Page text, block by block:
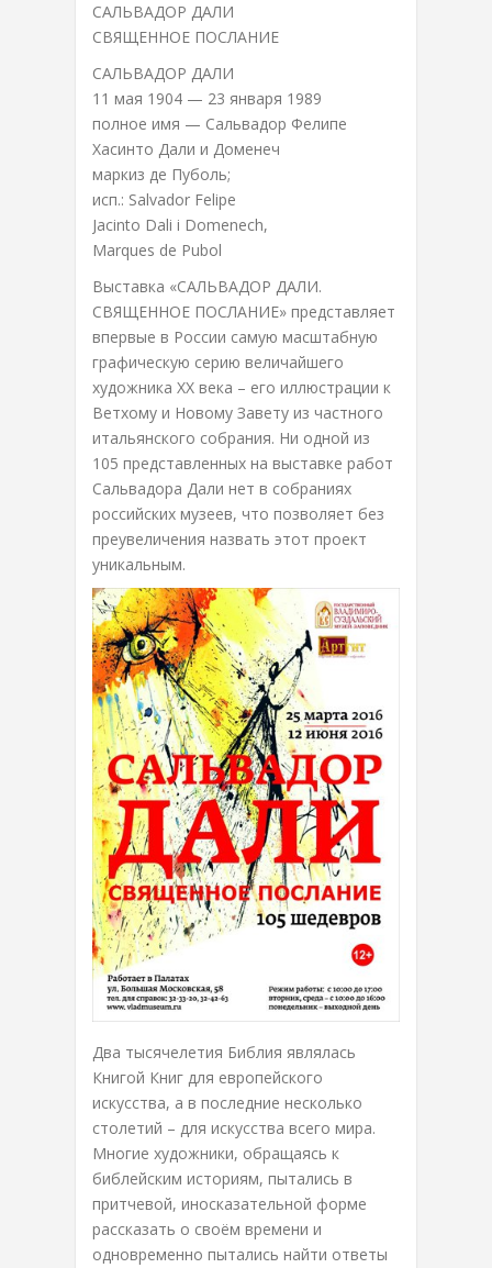
САЛЬВАДОР ДАЛИ
СВЯЩЕННОЕ ПОСЛАНИЕ
САЛЬВАДОР ДАЛИ
11 мая 1904 — 23 января 1989
полное имя — Сальвадор Фелипе
Хасинто Дали и Доменеч
маркиз де Пуболь;
исп.: Salvador Felipe
Jacinto Dali i Domenech,
Marques de Pubol
Выставка «САЛЬВАДОР ДАЛИ.
СВЯЩЕННОЕ ПОСЛАНИЕ» представляет
впервые в России самую масштабную
графическую серию величайшего
художника ХХ века – его иллюстрации к
Ветхому и Новому Завету из частного
итальянского собрания. Ни одной из
105 представленных на выставке работ
Сальвадора Дали нет в собраниях
российских музеев, что позволяет без
преувеличения назвать этот проект
уникальным.
Два тысячелетия Библия являлась
Книгой Книг для европейского
искусства, а в последние несколько
столетий – для искусства всего мира.
Многие художники, обращаясь к
библейским историям, пытались в
притчевой, иносказательной форме
рассказать о своём времени и
одновременно пытались найти ответы